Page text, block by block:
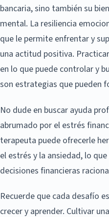
bancaria, sino también su
mental. La resiliencia
que le permite enfrentar y
una actitud positiva.
en lo que puede controlar y
son estrategias que pueden
No dude en buscar ayuda
abrumado por el estrés
terapeuta puede ofrecerle
el estrés y la ansiedad, lo
decisiones financieras
Recuerde que cada desafío
crecer y aprender. Cultivar